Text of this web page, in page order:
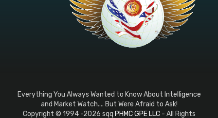
Everything You Always Wanted to Know About Intelligence
and Market Watch.... But Were Afraid to Ask!
Copyright © 1994 -2026 sqq PHMC GPE LLC- All Rights